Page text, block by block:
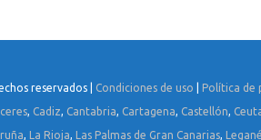
reservados | Condiciones de uso Política de
, Cadiz, Cantabria, Cartagena, Castellón,
, La Rioja, Las Palmas de Gran Canarias,